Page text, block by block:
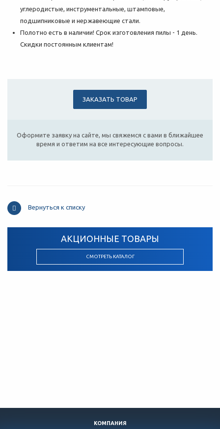
углеродистые, инструментальные, штамповые,
подшипниковые и нержавеющие стали.
Полотно есть в наличии! Срок изготовления пилы - 1 день.
Скидки постоянным клиентам!
ЗАКАЗАТЬ ТОВАР
Оформите заявку на сайте, мы свяжемся с вами в ближайшее
время и ответим на все интересующие вопросы.
Вернуться к списку
АКЦИОННЫЕ ТОВАРЫ
СМОТРЕТЬ КАТАЛОГ
КОМПАНИЯ